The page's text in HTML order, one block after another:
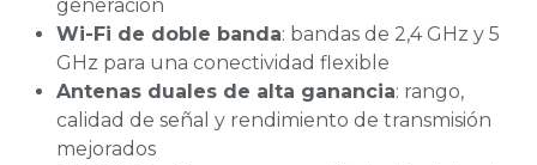
generación
Wi-Fi de doble banda: bandas de 2,4 GHz y 5
GHz para una conectividad flexible
Antenas duales de alta ganancia: rango,
calidad de señal y rendimiento de transmisión
mejorados